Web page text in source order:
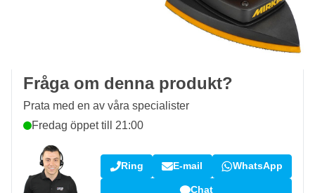
(7 072 recensioner)
Fråga om denna produkt?
Prata med en av våra specialister
Fredag öppet till 21:00
Ring E-mail WhatsApp
Chat